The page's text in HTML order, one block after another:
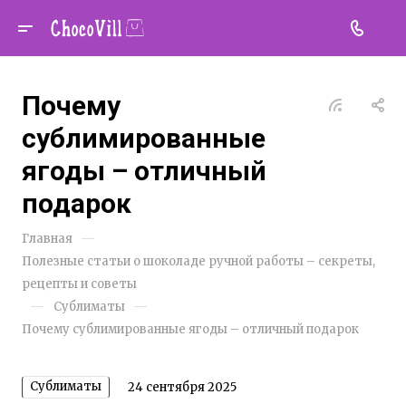
Почему
сублимированные
ягоды – отличный
подарок
Главная —
Полезные статьи о шоколаде ручной работы – секреты,
рецепты и советы
— Сублиматы —
Почему сублимированные ягоды – отличный подарок
Сублиматы 24 сентября 2025